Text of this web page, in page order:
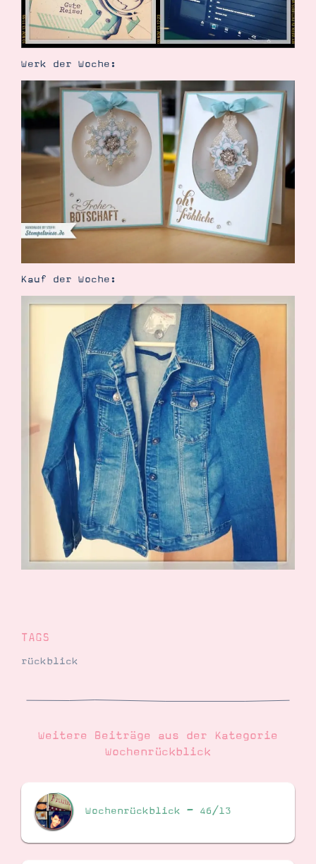
Suche Impressum Datenschutz
Werk der Woche:
Kauf der Woche:
TAGS
rückblick
Weitere Beiträge aus der Kategorie
Wochenrückblick
Wochenrückblick – 46/13